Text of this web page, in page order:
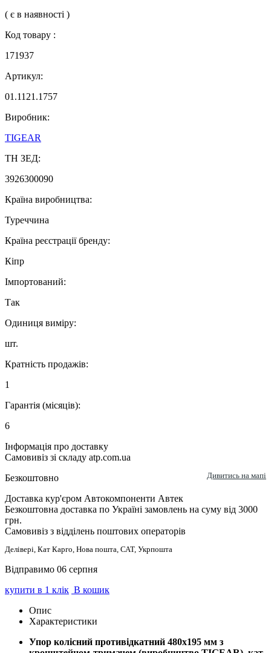
( є в наявності )
Код товару :
171937
Артикул:
01.1121.1757
Виробник:
TIGEAR
ТН ЗЕД:
3926300090
Країна виробництва:
Туреччина
Країна реєстрації бренду:
Кіпр
Імпортований:
Так
Одиниця виміру:
шт.
Кратність продажів:
1
Гарантія (місяців):
6
Інформація про доставку
Самовивіз зі складу atp.com.ua
Безкоштовно
Дивитись на мапі
Доставка кур'єром Автокомпоненти Автек
Безкоштовна доставка по Україні замовлень на суму від 3000
грн.
Самовивіз з відділень поштових операторів
Делівері, Кат Карго, Нова пошта, САТ, Укрпошта
Відправимо 06 серпня
купити в 1 клік В кошик
Опис
Характеристики
Упор колісний противідкатний 480х195 мм з